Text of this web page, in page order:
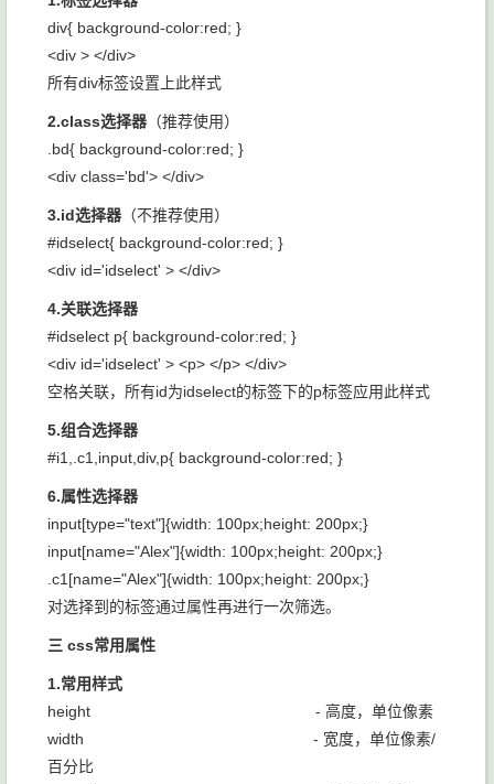
div{ background-color:red; }
<div > </div>
所有div标签设置上此样式
2.class选择器（推荐使用）
.bd{ background-color:red; }
<div class='bd'> </div>
3.id选择器（不推荐使用）
#idselect{ background-color:red; }
<div id='idselect' > </div>
4.关联选择器
#idselect p{ background-color:red; }
<div id='idselect' > <p> </p> </div>
空格关联，所有id为idselect的标签下的p标签应用此样式
5.组合选择器
#i1,.c1,input,div,p{ background-color:red; }
6.属性选择器
input[type="text"]{width: 100px;height: 200px;}
input[name="Alex"]{width: 100px;height: 200px;}
.c1[name="Alex"]{width: 100px;height: 200px;}
对选择到的标签通过属性再进行一次筛选。
三 css常用属性
1.常用样式
height - 高度，单位像素
width - 宽度，单位像素/
百分比